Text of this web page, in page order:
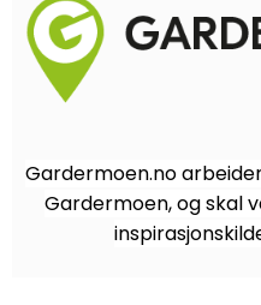
Gardermoen.no
Gardermoen, og skal